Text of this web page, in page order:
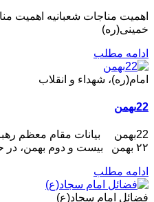
اهمیت مناجات شعبانیه اهمیت
خمینی(ره)
ادامه مطلب
امام(ره)، شهداء و انقلاب
22بهمن
22بهمن بیانات مقام معظم
۲۲ بهمن بیست و دوم بهمن، در حکم عید غدیر
ادامه مطلب
فضائل امام سجاد(ع)